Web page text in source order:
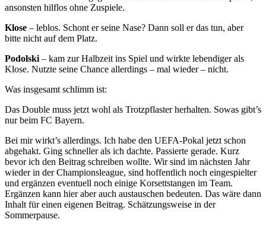
ansonsten hilflos ohne Zuspiele.
Klose – leblos. Schont er seine Nase? Dann soll er das tun, aber
bitte nicht auf dem Platz.
Podolski – kam zur Halbzeit ins Spiel und wirkte lebendiger als
Klose. Nutzte seine Chance allerdings – mal wieder – nicht.
Was insgesamt schlimm ist:
Das Double muss jetzt wohl als Trotzpflaster herhalten. Sowas gibt’s
nur beim FC Bayern.
Bei mir wirkt’s allerdings. Ich habe den UEFA-Pokal jetzt schon
abgehakt. Ging schneller als ich dachte. Passierte gerade. Kurz
bevor ich den Beitrag schreiben wollte. Wir sind im nächsten Jahr
wieder in der Championsleague, sind hoffentlich noch eingespielter
und ergänzen eventuell noch einige Korsettstangen im Team.
Ergänzen kann hier aber auch austauschen bedeuten. Das wäre dann
Inhalt für einen eigenen Beitrag. Schätzungsweise in der
Sommerpause.